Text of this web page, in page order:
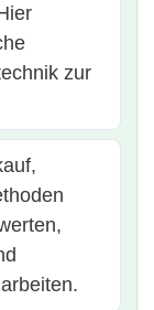
zur